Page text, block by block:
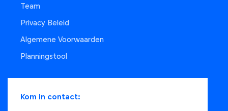
Team
Privacy Beleid
Algemene Voorwaarden
Planningstool
Kom in contact: